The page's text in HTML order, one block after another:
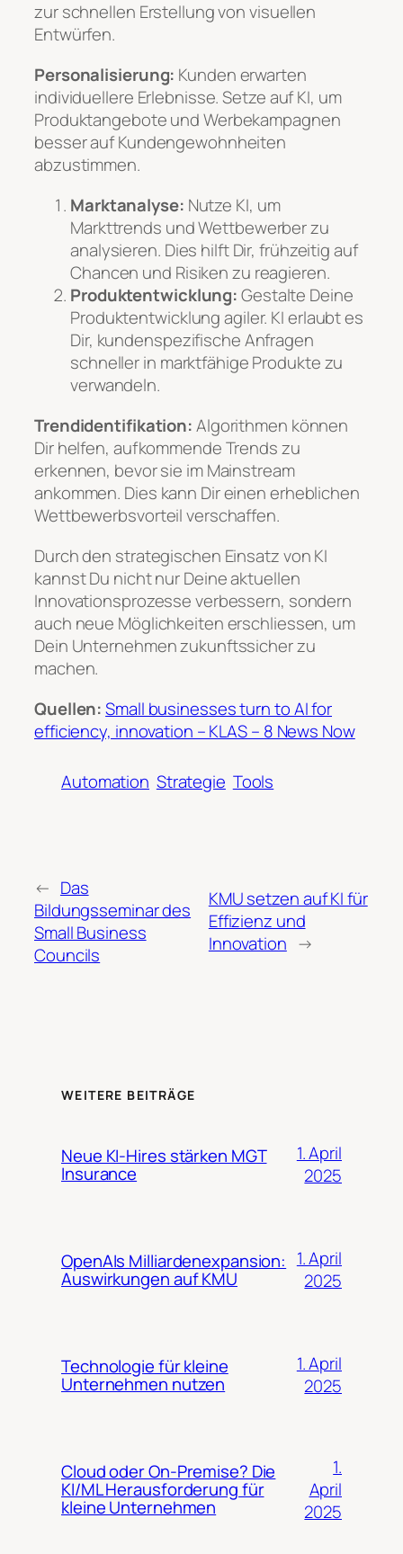
zur schnellen Erstellung von visuellen
Entwürfen.
Personalisierung: Kunden erwarten
individuellere Erlebnisse. Setze auf KI, um
Produktangebote und Werbekampagnen
besser auf Kundengewohnheiten
abzustimmen.
Marktanalyse: Nutze KI, um
Markttrends und Wettbewerber zu
analysieren. Dies hilft Dir, frühzeitig auf
Chancen und Risiken zu reagieren.
Produktentwicklung:Gestalte Deine
Produktentwicklung agiler. KI erlaubt es
Dir, kundenspezifische Anfragen
schneller in marktfähige Produkte zu
verwandeln.
Trendidentifikation:Algorithmen können
Dir helfen, aufkommende Trends zu
erkennen, bevor sie im Mainstream
ankommen. Dies kann Dir einen erheblichen
Wettbewerbsvorteil verschaffen.
Durch den strategischen Einsatz von KI
kannst Du nicht nur Deine aktuellen
Innovationsprozesse verbessern, sondern
auch neue Möglichkeiten erschliessen, um
Dein Unternehmen zukunftssicher zu
machen.
Quellen:Small businesses turn to AI for
efficiency, innovation – KLAS – 8 News Now
Automation Strategie Tools
← Das
Bildungsseminar des
Small Business
Councils
KMU setzen auf KI für
Effizienz und
Innovation →
WEITERE BEITRÄGE
Neue KI-Hires stärken MGT
Insurance
1. April
2025
OpenAIs Milliardenexpansion:
Auswirkungen auf KMU
1. April
2025
Technologie für kleine
Unternehmen nutzen
1. April
2025
Cloud oder On-Premise? Die
KI/ML Herausforderung für
kleine Unternehmen
1.
April
2025